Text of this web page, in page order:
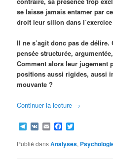
se laisse jamais entamer par
droit leur sillon dans
Il ne s’agit donc pas de
pensée structurée,
Comment alors leur jugement
positions aussi rigides, aussi
mouvante ?
Continuer la lecture →
Telegram
VK EmailFacebook
Publié dansAnalyses,